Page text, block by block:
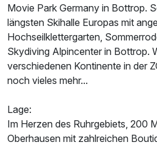
Movie Park Germany in Bottrop.
längsten Skihalle Europas mit
Hochseilklettergarten,
Skydiving Alpincenter in Bottrop.
verschiedenen Kontinente in der
noch vieles mehr...
Lage:
Im Herzen des Ruhrgebiets, 200
Oberhausen mit zahlreichen